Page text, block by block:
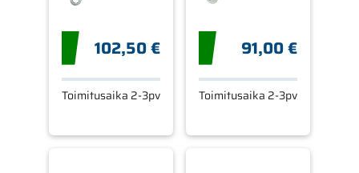
102,50 €
Toimitusaika 2-3pv
91,00 €
Toimitusaika 2-3pv